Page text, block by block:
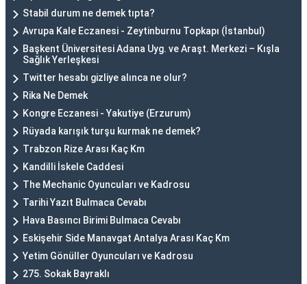
Stabil durum ne demek tıpta?
Avrupa Kale Eczanesi - Zeytinburnu Topkapı (İstanbul)
Başkent Üniversitesi Adana Uyg. ve Araşt. Merkezi – Kışla
Sağlık Yerleşkesi
Twitter hesabı gizliye alınca ne olur?
Rika Ne Demek
Kongre Eczanesi - Yakutiye (Erzurum)
Rüyada karışık turşu kurmak ne demek?
Trabzon Rize Arası Kaç Km
Kandilli İskele Caddesi
The Mechanic Oyuncuları ve Kadrosu
Tarihi Yazıt Bulmaca Cevabı
Hava Basıncı Birimi Bulmaca Cevabı
Eskişehir Side Manavgat Antalya Arası Kaç Km
Yetim Gönüller Oyuncuları ve Kadrosu
275. Sokak Bayraklı